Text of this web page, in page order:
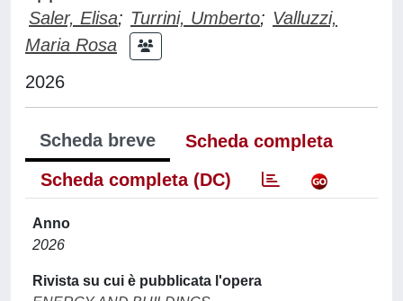
Saler, Elisa; Turrini, Umberto; Valluzzi,
Maria Rosa
2026
Scheda breve
Scheda completa
Scheda completa (DC)
Anno
2026
Rivista su cui è pubblicata l'opera